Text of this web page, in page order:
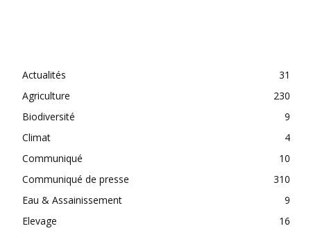
Actualités
31
Agriculture
230
Biodiversité
9
Climat
4
Communiqué
10
Communiqué de presse
310
Eau & Assainissement
9
Elevage
16